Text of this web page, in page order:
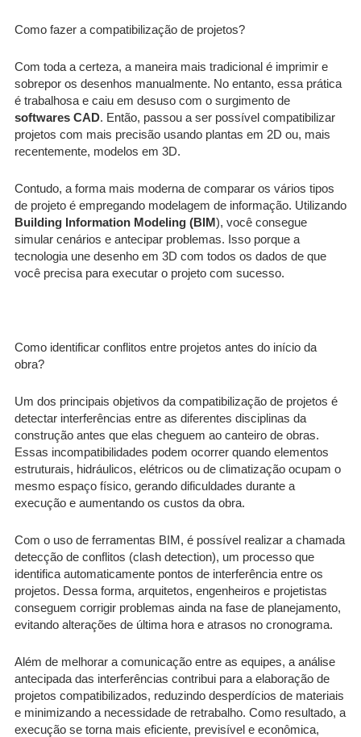
Como fazer a compatibilização de projetos?
Com toda a certeza, a maneira mais tradicional é imprimir e
sobrepor os desenhos manualmente. No entanto, essa prática
é trabalhosa e caiu em desuso com o surgimento de
softwares CAD. Então, passou a ser possível compatibilizar
projetos com mais precisão usando plantas em 2D ou, mais
recentemente, modelos em 3D.
Contudo, a forma mais moderna de comparar os vários tipos
de projeto é empregando modelagem de informação. Utilizando
Building Information Modeling (BIM), você consegue
simular cenários e antecipar problemas. Isso porque a
tecnologia une desenho em 3D com todos os dados de que
você precisa para executar o projeto com sucesso.
Como identificar conflitos entre projetos antes do início da
obra?
Um dos principais objetivos da compatibilização de projetos é
detectar interferências entre as diferentes disciplinas da
construção antes que elas cheguem ao canteiro de obras.
Essas incompatibilidades podem ocorrer quando elementos
estruturais, hidráulicos, elétricos ou de climatização ocupam o
mesmo espaço físico, gerando dificuldades durante a
execução e aumentando os custos da obra.
Com o uso de ferramentas BIM, é possível realizar a chamada
detecção de conflitos (clash detection), um processo que
identifica automaticamente pontos de interferência entre os
projetos. Dessa forma, arquitetos, engenheiros e projetistas
conseguem corrigir problemas ainda na fase de planejamento,
evitando alterações de última hora e atrasos no cronograma.
Além de melhorar a comunicação entre as equipes, a análise
antecipada das interferências contribui para a elaboração de
projetos compatibilizados, reduzindo desperdícios de materiais
e minimizando a necessidade de retrabalho. Como resultado, a
execução se torna mais eficiente, previsível e econômica,